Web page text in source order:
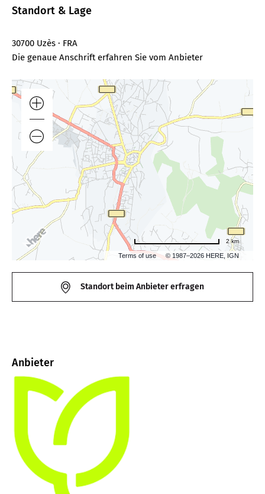
Standort & Lage
30700 Uzès · FRA
Die genaue Anschrift erfahren Sie vom Anbieter
Terms of use © 1987–2026 HERE, IGN
2 km
Standort beim Anbieter erfragen
Anbieter